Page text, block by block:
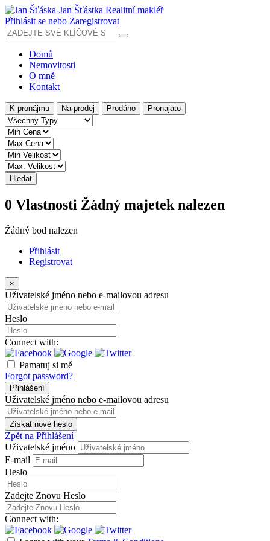
Přihlásit se nebo Zaregistrovat
Domů
Nemovitosti
O mně
Kontakt
K pronájmu Na prodej Prodáno Pronajato
Hledat
0 Vlastnosti Žádný majetek nalezen
Žádný bod nalezen
Přihlásit
Registrovat
×
Uživatelské jméno nebo e-mailovou adresu
Heslo
Connect with:
Pamatuj si mě
Forgot password?
Přihlášení
Uživatelské jméno nebo e-mailovou adresu
Získat nové heslo
Zpět na Přihlášení
Uživatelské jméno
E-mail
Heslo
Zadejte Znovu Heslo
Connect with: